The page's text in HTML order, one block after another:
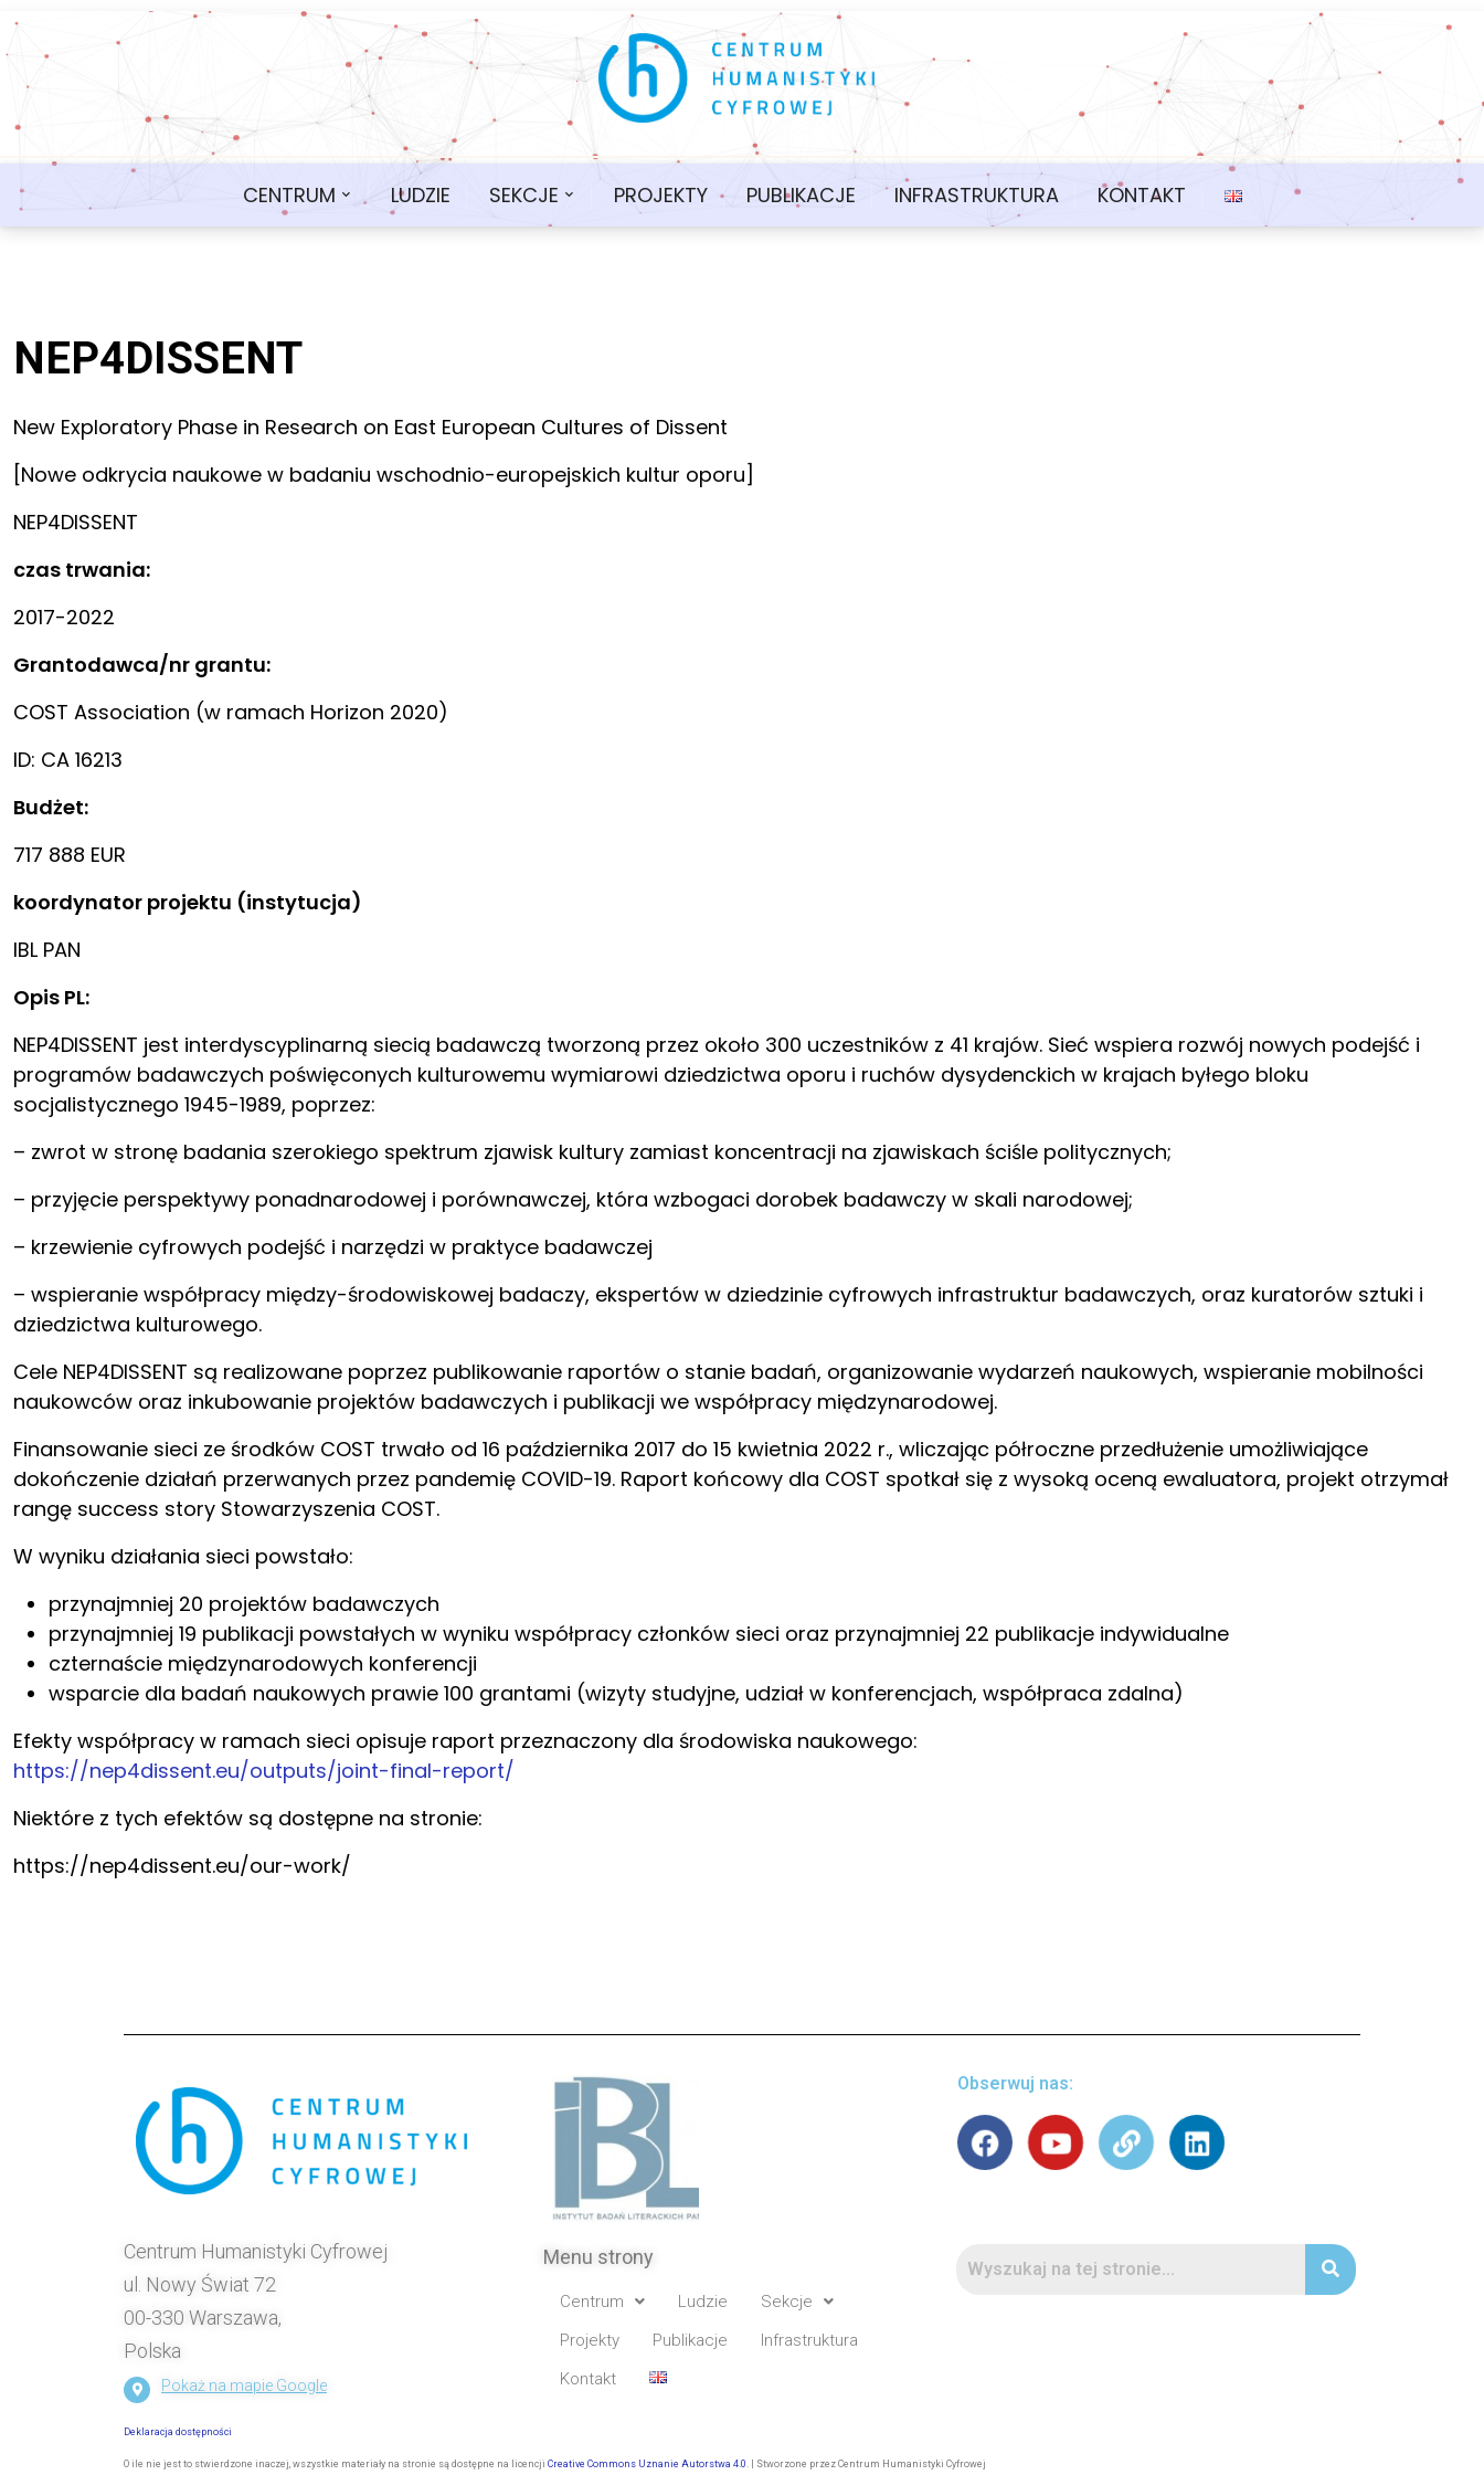
CENTRUM LUDZIE SEKCJE PROJEKTY PUBLIKACJE INFRASTRUKTURA KONTAKT
NEP4DISSENT
New Exploratory Phase in Research on East European Cultures of Dissent
[Nowe odkrycia naukowe w badaniu wschodnio-europejskich kultur oporu]
NEP4DISSENT
czas trwania:
2017-2022
Grantodawca/nr grantu:
COST Association (w ramach Horizon 2020)
ID: CA 16213
Budżet:
717 888 EUR
koordynator projektu (instytucja)
IBL PAN
Opis PL:
NEP4DISSENT jest interdyscyplinarną siecią badawczą tworzoną przez około 300 uczestników z 41 krajów. Sieć wspiera rozwój nowych podejść i
programów badawczych poświęconych kulturowemu wymiarowi dziedzictwa oporu i ruchów dysydenckich w krajach byłego bloku
socjalistycznego 1945-1989, poprzez:
– zwrot w stronę badania szerokiego spektrum zjawisk kultury zamiast koncentracji na zjawiskach ściśle politycznych;
– przyjęcie perspektywy ponadnarodowej i porównawczej, która wzbogaci dorobek badawczy w skali narodowej;
– krzewienie cyfrowych podejść i narzędzi w praktyce badawczej
– wspieranie współpracy między-środowiskowej badaczy, ekspertów w dziedzinie cyfrowych infrastruktur badawczych, oraz kuratorów sztuki i
dziedzictwa kulturowego.
Cele NEP4DISSENT są realizowane poprzez publikowanie raportów o stanie badań, organizowanie wydarzeń naukowych, wspieranie mobilności
naukowców oraz inkubowanie projektów badawczych i publikacji we współpracy międzynarodowej.
Finansowanie sieci ze środków COST trwało od 16 października 2017 do 15 kwietnia 2022 r., wliczając półroczne przedłużenie umożliwiające
dokończenie działań przerwanych przez pandemię COVID-19. Raport końcowy dla COST spotkał się z wysoką oceną ewaluatora, projekt otrzymał
rangę success story Stowarzyszenia COST.
W wyniku działania sieci powstało:
przynajmniej 20 projektów badawczych
przynajmniej 19 publikacji powstałych w wyniku współpracy członków sieci oraz przynajmniej 22 publikacje indywidualne
czternaście międzynarodowych konferencji
wsparcie dla badań naukowych prawie 100 grantami (wizyty studyjne, udział w konferencjach, współpraca zdalna)
Efekty współpracy w ramach sieci opisuje raport przeznaczony dla środowiska naukowego:
https://nep4dissent.eu/outputs/joint-final-report/
Niektóre z tych efektów są dostępne na stronie:
https://nep4dissent.eu/our-work/
Obserwuj nas:
Centrum Humanistyki Cyfrowej
ul. Nowy Świat 72
00-330 Warszawa,
Polska
Pokaż na mapie Google
Menu strony
Centrum Ludzie
Sekcje
Projekty
Publikacje
Infrastruktura
Kontakt
Deklaracja dostępności
O ile nie jest to stwierdzone inaczej, wszystkie materiały na stronie są dostępne na licencji Creative Commons Uznanie Autorstwa 4.0 . | Stworzone przez Centrum Humanistyki Cyfrowej